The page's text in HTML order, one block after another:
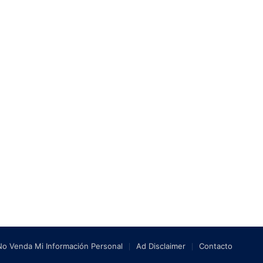
Venda Mi Información Personal Ad Disclaimer Contacto